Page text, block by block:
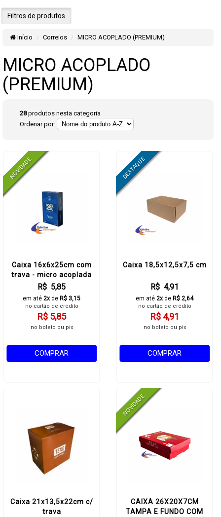
Filtros de produtos
Início Correios MICRO ACOPLADO (PREMIUM)
MICRO ACOPLADO
(PREMIUM)
28produtos nesta categoria
Ordenar por:
Caixa 16x6x25cm com
trava - micro acoplada
R$ 5,85
em até 2xde R$ 3,15
no cartão de crédito
R$ 5,85
no boleto ou pix
COMPRAR
Caixa 18,5x12,5x7,5 cm
R$ 4,91
em até 2xde R$ 2,64
no cartão de crédito
R$ 4,91
no boleto ou pix
COMPRAR
Caixa 21x13,5x22cm c/
trava
CAIXA 26X20X7CM
TAMPA E FUNDO COM